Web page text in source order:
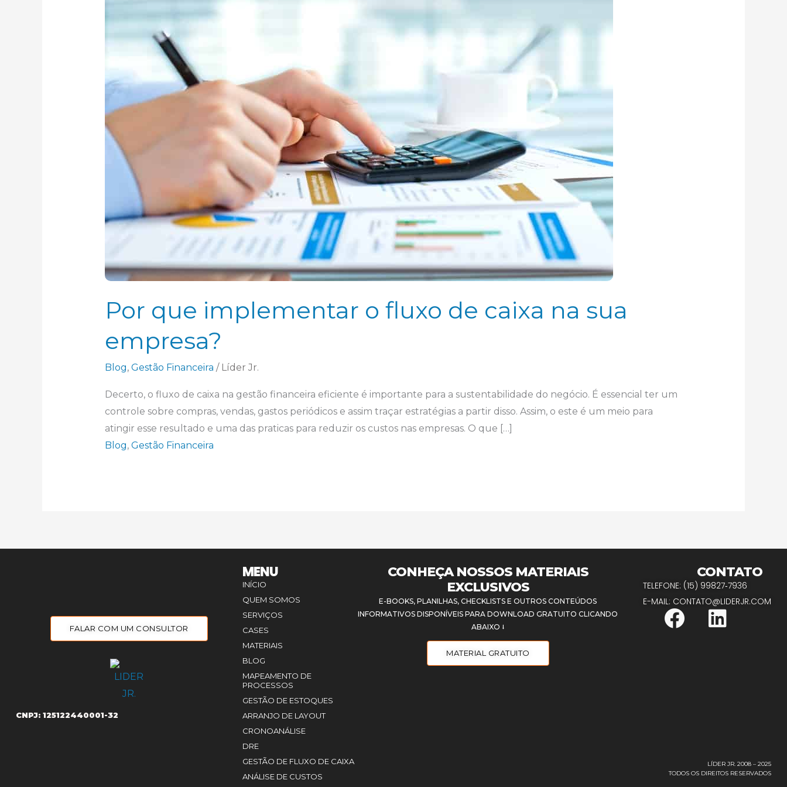
Por que implementar o fluxo de caixa na sua
empresa?
Blog, Gestão Financeira / Líder Jr.
Decerto, o fluxo de caixa na gestão financeira eficiente é importante para a sustentabilidade do negócio. É essencial ter um
controle sobre compras, vendas, gastos periódicos e assim traçar estratégias a partir disso. Assim, o este é um meio para
atingir esse resultado e uma das praticas para reduzir os custos nas empresas. O que […]
Blog, Gestão Financeira
FALAR COM UM CONSULTOR
CNPJ: 125122440001-32
MENU
INÍCIO
QUEM SOMOS
SERVIÇOS
CASES
MATERIAIS
BLOG
MAPEAMENTO DE
PROCESSOS
GESTÃO DE ESTOQUES
ARRANJO DE LAYOUT
CRONOANÁLISE
DRE
GESTÃO DE FLUXO DE CAIXA
ANÁLISE DE CUSTOS
CONHEÇA NOSSOS MATERIAIS
EXCLUSIVOS
E-BOOKS, PLANILHAS, CHECKLISTS E OUTROS CONTEÚDOS
INFORMATIVOS DISPONÍVEIS PARA DOWNLOAD GRATUITO CLICANDO
ABAIXO ⭣
MATERIAL GRATUITO
CONTATO
TELEFONE: (15) 99827‑7936
E-MAIL: CONTATO@LIDERJR.COM
F
L
n
LÍDER JR. 2008 – 2025
TODOS OS DIREITOS RESERVADOS